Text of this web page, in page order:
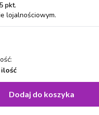
5 pkt.
lojalnościowym.
Dodaj do koszyka